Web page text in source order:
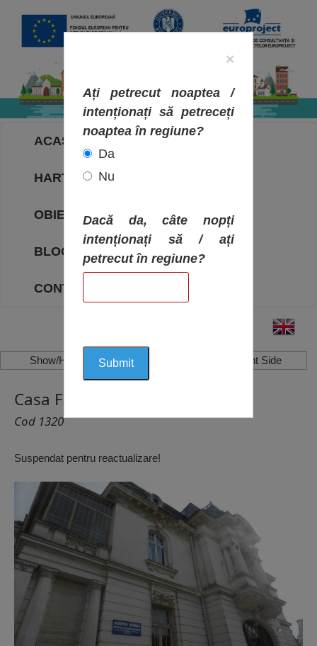
ACASA
HARTA OBIECTIVELOR
OBIECTIVE
BLOG
CONTACT
Show/Hide Left Side Show/Hide Right Side
Casa Feraru, Craiova
Cod 1320
Suspendat pentru reactualizare!
×
Ați petrecut noaptea /
intenționați să petreceți
noaptea în regiune?
Da
Nu
Dacă da, câte nopți
intenționați să / ați
petrecut în regiune?